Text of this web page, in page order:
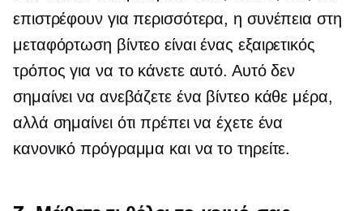
επιστρέφουν για περισσότερα, η συνέπεια στη
μεταφόρτωση βίντεο είναι ένας εξαιρετικός
τρόπος για να το κάνετε αυτό. Αυτό δεν
σημαίνει να ανεβάζετε ένα βίντεο κάθε μέρα,
αλλά σημαίνει ότι πρέπει να έχετε ένα
κανονικό πρόγραμμα και να το τηρείτε.